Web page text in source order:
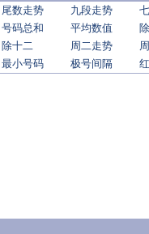
尾数走势 九段走势
号码总和 平均数值
除十二 周二走势
最小号码 极号间隔